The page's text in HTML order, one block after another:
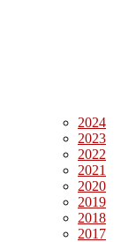
2024
2023
2022
2021
2020
2019
2018
2017